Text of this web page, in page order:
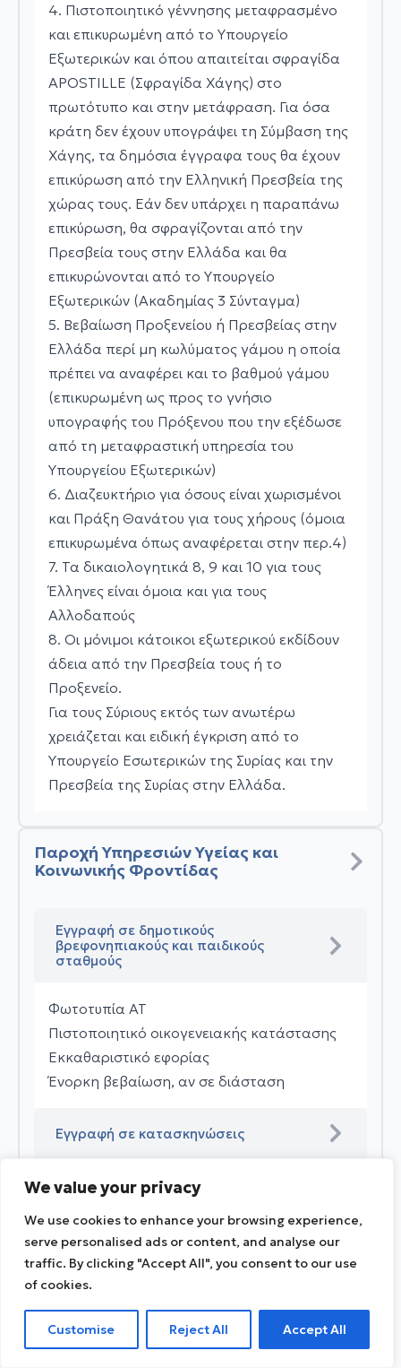
We value your privacy
We use cookies to enhance your browsing experience,
serve personalised ads or content, and analyse our
traffic. By clicking "Accept All", you consent to our use
of cookies.
Customise Reject All Accept All
4. Πιστοποιητικό γέννησης μεταφρασμένο
και επικυρωμένη από το Υπουργείο
Εξωτερικών και όπου απαιτείται σφραγίδα
APOSTILLE (Σφραγίδα Χάγης) στο
πρωτότυπο και στην μετάφραση. Για όσα
κράτη δεν έχουν υπογράψει τη Σύμβαση της
Χάγης, τα δημόσια έγγραφα τους θα έχουν
επικύρωση από την Ελληνική Πρεσβεία της
χώρας τους. Εάν δεν υπάρχει η παραπάνω
επικύρωση, θα σφραγίζονται από την
Πρεσβεία τους στην Ελλάδα και θα
επικυρώνονται από το Υπουργείο
Εξωτερικών (Ακαδημίας 3 Σύνταγμα)
5. Βεβαίωση Προξενείου ή Πρεσβείας στην
Ελλάδα περί μη κωλύματος γάμου η οποία
πρέπει να αναφέρει και το βαθμού γάμου
(επικυρωμένη ως προς το γνήσιο
υπογραφής του Πρόξενου που την εξέδωσε
από τη μεταφραστική υπηρεσία του
Υπουργείου Εξωτερικών)
6. Διαζευκτήριο για όσους είναι χωρισμένοι
και Πράξη Θανάτου για τους χήρους (όμοια
επικυρωμένα όπως αναφέρεται στην περ.4)
7. Τα δικαιολογητικά 8, 9 και 10 για τους
Έλληνες είναι όμοια και για τους
Αλλοδαπούς
8. Οι μόνιμοι κάτοικοι εξωτερικού εκδίδουν
άδεια από την Πρεσβεία τους ή το
Προξενείο.
Για τους Σύριους εκτός των ανωτέρω
χρειάζεται και ειδική έγκριση από το
Υπουργείο Εσωτερικών της Συρίας και την
Πρεσβεία της Συρίας στην Ελλάδα.
Παροχή Υπηρεσιών Υγείας και
Κοινωνικής Φροντίδας
Εγγραφή σε δημοτικούς
βρεφονηπιακούς και παιδικούς
σταθμούς
Φωτοτυπία ΑΤ
Πιστοποιητικό οικογενειακής κατάστασης
Εκκαθαριστικό εφορίας
Ένορκη βεβαίωση, αν σε διάσταση
Εγγραφή σε κατασκηνώσεις
Φωτοτυπία ΑΤ
Εκκαθαριστικό εφορίας
Ένορκη βεβαίωση, αν σε διάσταση
Εγγραφή συμμετοχής σε ΚΑΠΗ